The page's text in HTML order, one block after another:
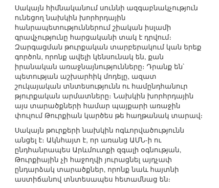
Սակայն հիմնականում սուննի ազգաբնակչություն
ունեցող նախկին խորհրդային
հանրապետություններում շիական իսլամի
գրավչությունը հարցականի տակ է դրվում։
Զարգացման թուրքական տարբերակում կան երեք
գործոն, որոնք ավելի կենսունակ են, քան
իրանական առաջնայնությունները։ Դրանք են`
պետության աշխարհիկ մոդելը, ազատ
շուկայական տնտեսությունն ու համընդհանուր
թյուրքական արմատները։ Նախկին խորհրդային
այս տարածքների համար պայքարի առաջին
փուլում Թուրքիան կարծես թե հաղթանակ տարավ։
Սակայն թուրքերի նախկին ոգևորվածությունն
անցել է։ Ակնհայտ է, որ առանց ԱՄՆ-ի ու
ընդհանրապես Արևմուտքի զգալի օգնության,
Թուրքիային չի հաջողվի յուրացնել այդչափ
ընդարձակ տարածքներ, որոնք նաև հայտնի
աստիճանով տնտեսապես հետամնաց են։